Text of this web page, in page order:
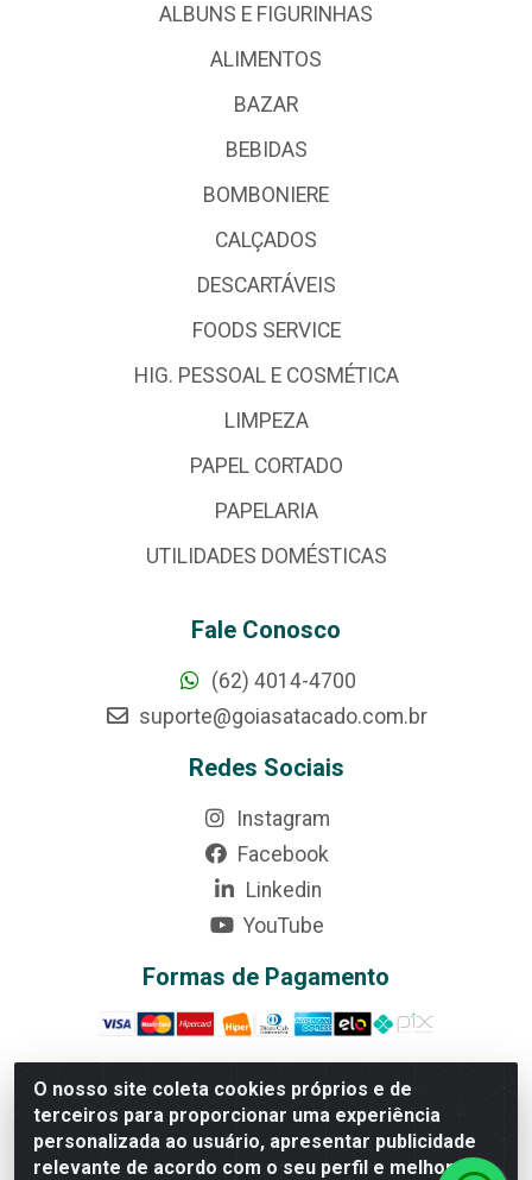
O nosso site coleta cookies próprios e de
terceiros para proporcionar uma experiência
personalizada ao usuário, apresentar publicidade
relevante de acordo com o seu perfil e melhorar a
ALBUNS E FIGURINHAS
ALIMENTOS
BAZAR
BEBIDAS
BOMBONIERE
CALÇADOS
DESCARTÁVEIS
FOODS SERVICE
HIG. PESSOAL E COSMÉTICA
LIMPEZA
PAPEL CORTADO
PAPELARIA
UTILIDADES DOMÉSTICAS
Fale Conosco
(62) 4014-4700
suporte@goiasatacado.com.br
Redes Sociais
Instagram
Facebook
Linkedin
YouTube
Formas de Pagamento
Rede Brasil - Avenida Universitária, nº 3860, Jardim das
Américas II Etapa - Anápolis/GO - CEP 75070-415 -
CNPJ 07.728.073/0002-24